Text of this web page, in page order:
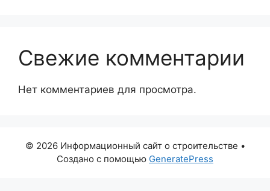
Свежие комментарии
Нет комментариев для просмотра.
© 2026 Информационный сайт о строительстве •
Создано с помощью GeneratePress